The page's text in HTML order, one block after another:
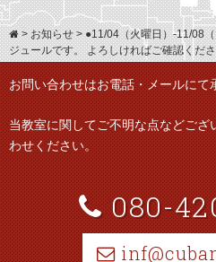
>お知らせ>●11/04（火曜日）-11/08
ジュールです。 よろしければご確認くだ
お問い合わせはお電話・メールにて
当教室に関してご不明な点などござ
わせください。
080-